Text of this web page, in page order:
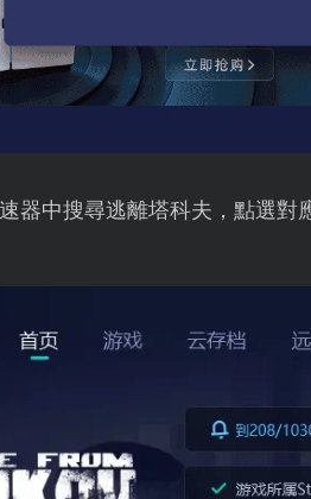
器中搜尋逃離塔科夫，點選對